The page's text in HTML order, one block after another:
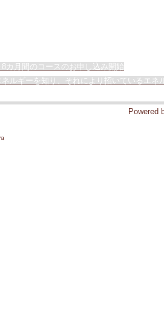
カ月間のコースのお申し込み開始
ルギーを知り、それにより招いているエネ
Powered